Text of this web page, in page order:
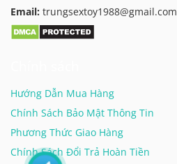
Email: trungsextoy1988@gmail.com
Hướng Dẫn Mua Hàng
Chính Sách Bảo Mật Thông Tin
Phương Thức Giao Hàng
Chính Sách Đổi Trả Hoàn Tiền